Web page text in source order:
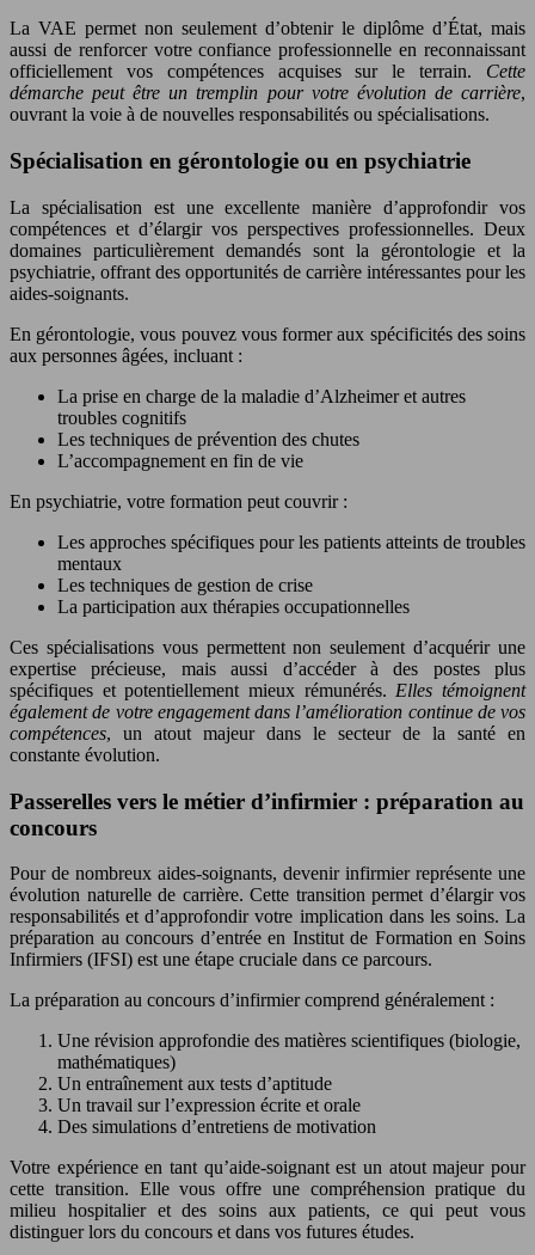
La VAE permet non seulement d’obtenir le diplôme d’État, mais
aussi de renforcer votre confiance professionnelle en reconnaissant
officiellement vos compétences acquises sur le terrain. Cette
démarche peut être un tremplin pour votre évolution de carrière,
ouvrant la voie à de nouvelles responsabilités ou spécialisations.
Spécialisation en gérontologie ou en psychiatrie
La spécialisation est une excellente manière d’approfondir vos
compétences et d’élargir vos perspectives professionnelles. Deux
domaines particulièrement demandés sont la gérontologie et la
psychiatrie, offrant des opportunités de carrière intéressantes pour les
aides-soignants.
En gérontologie, vous pouvez vous former aux spécificités des soins
aux personnes âgées, incluant :
La prise en charge de la maladie d’Alzheimer et autres
troubles cognitifs
Les techniques de prévention des chutes
L’accompagnement en fin de vie
En psychiatrie, votre formation peut couvrir :
Les approches spécifiques pour les patients atteints de troubles
mentaux
Les techniques de gestion de crise
La participation aux thérapies occupationnelles
Ces spécialisations vous permettent non seulement d’acquérir une
expertise précieuse, mais aussi d’accéder à des postes plus
spécifiques et potentiellement mieux rémunérés. Elles témoignent
également de votre engagement dans l’amélioration continue de vos
compétences, un atout majeur dans le secteur de la santé en
constante évolution.
Passerelles vers le métier d’infirmier : préparation au
concours
Pour de nombreux aides-soignants, devenir infirmier représente une
évolution naturelle de carrière. Cette transition permet d’élargir vos
responsabilités et d’approfondir votre implication dans les soins. La
préparation au concours d’entrée en Institut de Formation en Soins
Infirmiers (IFSI) est une étape cruciale dans ce parcours.
La préparation au concours d’infirmier comprend généralement :
Une révision approfondie des matières scientifiques (biologie,
mathématiques)
Un entraînement aux tests d’aptitude
Un travail sur l’expression écrite et orale
Des simulations d’entretiens de motivation
Votre expérience en tant qu’aide-soignant est un atout majeur pour
cette transition. Elle vous offre une compréhension pratique du
milieu hospitalier et des soins aux patients, ce qui peut vous
distinguer lors du concours et dans vos futures études.